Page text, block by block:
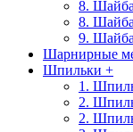
8.
8.
9.
Шарнирные
Шпильки +
1.
2.
2.